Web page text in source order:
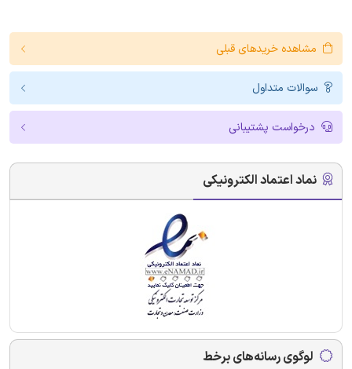
مشاهده خریدهای قبلی
سوالات متداول
درخواست پشتیبانی
نماد اعتماد الکترونیکی
لوگوی رسانه‌های برخط